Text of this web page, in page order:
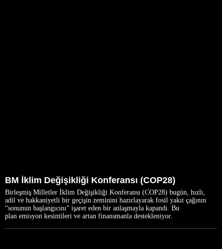
BM İklim Değişikliği Konferansı (COP28)
Birleşmiş Milletler İklim Değişikliği Konferansı (COP28) bugün, hızlı,
adil ve hakkaniyetli bir geçişin zeminini hazırlayarak fosil yakıt çağının
“sonunun başlangıcını” işaret eden bir anlaşmayla kapandı. Bu
plan emisyon kesintileri ve artan finansmanla destekleniyor.